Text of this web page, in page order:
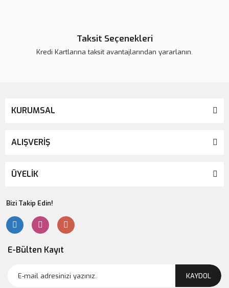
Taksit Seçenekleri
Kredi Kartlarına taksit avantajlarından yararlanın.
KURUMSAL
ALIŞVERİŞ
ÜYELİK
Bizi Takip Edin!
E-Bülten Kayıt
KAYDOL